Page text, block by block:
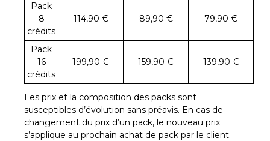
Pack
8
crédits
114,90 € 89,90 € 79,90 €
Pack
16
crédits
199,90 € 159,90 € 139,90 €
Les prix et la composition des packs sont
susceptibles d’évolution sans préavis. En cas de
changement du prix d’un pack, le nouveau prix
s’applique au prochain achat de pack par le client.